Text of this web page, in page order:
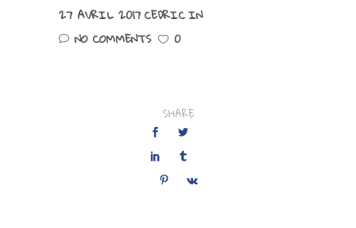
27 AVRIL 2017CEDRICIN
NO COMMENTS
0
SHARE